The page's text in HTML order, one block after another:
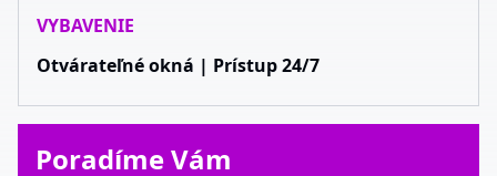
VYBAVENIE
Otvárateľné okná | Prístup 24/7
Poradíme Vám